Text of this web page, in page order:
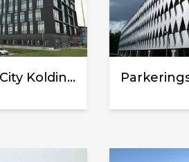
Design City Kolding - Danske Bank